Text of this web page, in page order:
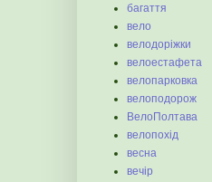
багаття
вело
велодоріжки
велоестафета
велопарковка
велоподорож
ВелоПолтава
велопохід
весна
вечір